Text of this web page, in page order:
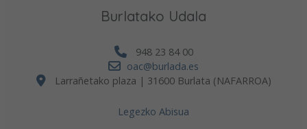
Burlatako Udala
948 23 84 00
oac@burlada.es
Larrañetako plaza | 31600 Burlata (NAFARROA)
Legezko Abisua